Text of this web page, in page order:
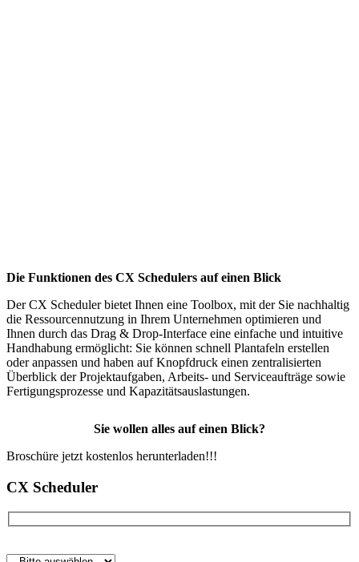
Die Funktionen des CX Schedulers auf einen Blick
Der CX Scheduler bietet Ihnen eine Toolbox, mit der Sie nachhaltig
die Ressourcennutzung in Ihrem Unternehmen optimieren und
Ihnen durch das Drag & Drop-Interface eine einfache und intuitive
Handhabung ermöglicht: Sie können schnell Plantafeln erstellen
oder anpassen und haben auf Knopfdruck einen zentralisierten
Überblick der Projektaufgaben, Arbeits- und Serviceaufträge sowie
Fertigungsprozesse und Kapazitätsauslastungen.
Sie wollen alles auf einen Blick?
Broschüre jetzt kostenlos herunterladen!!!
CX Scheduler